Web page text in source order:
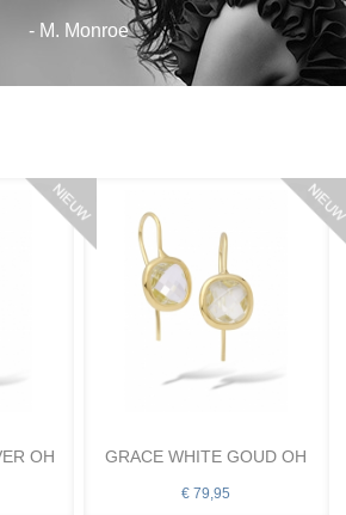
- M. Monroe
OH GRACE WHITE GOUD OH
€ 79,95